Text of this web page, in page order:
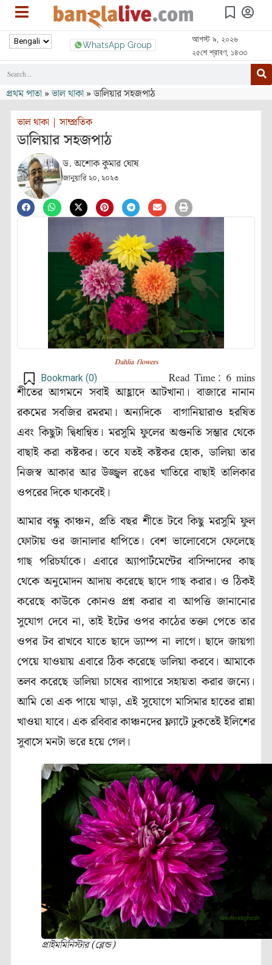
WhatsApp Group
আগস্ট ৯, ২০২৬
২৫শে শ্রাবণ, ১৪৩৩
প্রথম পাতা »ভাল থাকা »ডালিয়ার সহজপাঠ
ভাল থাকা |সাম্প্রতিক
ডালিয়ার সহজপাঠ
ড. অশোক কুমার ঘোষ
জানুয়ারি ২০, ২০২৩
Dahlia flowers
Bookmark (0)
শীতের আগমনে সবাই আহ্লাদে আটখানা। বাজারে নানান
রকমের সবজির রমরমা। অন্যদিকে বাগানিয়ারাও হরষিত
এবং কিছুটা দ্বিধান্বিত। মরসুমি ফুলের অগুনতি সম্ভার থেকে
বাছাই করা কষ্টকর। তবে যতই কষ্টকর হোক, ডালিয়া তার
নিজস্ব আকার আর উজ্জ্বল রঙের খাতিরে বাছাই তালিকার
ওপরের দিকে থাকবেই।
আমার বন্ধু কাঞ্চন, প্রতি বছর শীতে টবে কিছু মরসুমি ফুল
ফোটায় ওর জানালার ধাপিতে। বেশ ভালোবেসে ফেলেছে
গাছ পরিচর্যাকে। এবারে অ্যাপার্টমেন্টের বাসিন্দাদের কাছ
থেকে অনুমোদন আদায় করেছে ছাদে গাছ করার। ও ঠিকই
করেছে কাউকে কোনও প্রশ্ন করার বা আপত্তি জানানোর
সুযোগ দেবে না, তাই ইটের ওপর কাঠের তক্তা পেতে তার
ওপর টব রাখবে যাতে ছাদে ড্যাম্প না লাগে। ছাদে জায়গা
পেয়ে যাওয়ায় এবারে ঠিক করেছে ডালিয়া করবে। আমাকে
তলব করেছে ডালিয়া চাষের ব্যাপারে সহায়তা করার জন্যে।
আমি তো এক পায়ে খাড়া, এই সুযোগে মাসিমার হাতের রান্না
খাওয়া যাবে। এক রবিবার কাঞ্চনদের ফ্ল্যাটে ঢুকতেই ইলিশের
সুবাসে মনটা ভরে হয়ে গেল।
প্রাইমমিনিস্টার (ব্লেন্ড)